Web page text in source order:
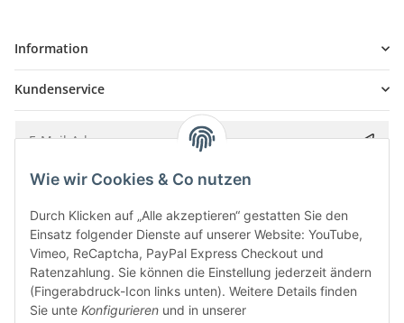
Information
Kundenservice
Bitte senden Sie mir entsprechend IhrerDatenschutzerklärung
Wie wir Cookies & Co nutzen
Durch Klicken auf „Alle akzeptieren“ gestatten Sie den
Einsatz folgender Dienste auf unserer Website: YouTube,
Vimeo, ReCaptcha, PayPal Express Checkout und
Ratenzahlung. Sie können die Einstellung jederzeit ändern
(Fingerabdruck-Icon links unten). Weitere Details finden
Sie unte Konfigurieren und in unserer